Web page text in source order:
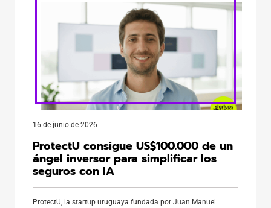
16 de junio de 2026
ProtectU consigue US$100.000 de un
ángel inversor para simplificar los
seguros con IA
ProtectU, la startup uruguaya fundada por Juan Manuel